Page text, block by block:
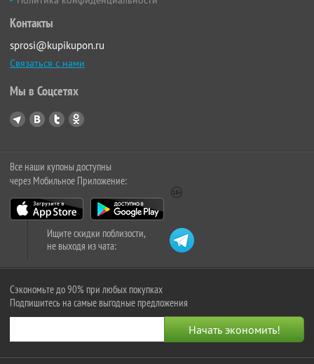
Контакты
sprosi@kupikupon.ru
Связаться с нами
Мы в Соцсетях
Все наши купоны доступны
через Мобильное Приложение:
Ищите скидки поблизости,
не выходя из чата:
Сэкономьте до 90% при любых покупках
Подпишитесь на самые выгодные предложения